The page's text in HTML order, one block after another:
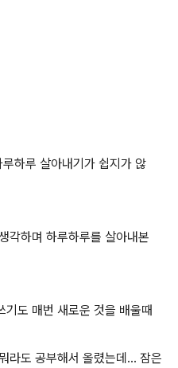
하루 살아내기가 쉽지가 않
각하며 하루하루를 살아내본
기도 매번 새로운 것을 배울때
라도 공부해서 올렸는데... 잠은